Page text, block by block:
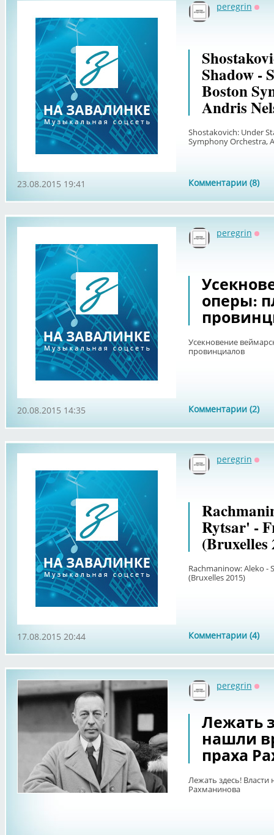
peregrin
Shadow -
Boston
Andris
Shostakovich: Under
Symphony Orchestra,
Комментарии (8)
23.08.2015 19:41
peregrin
оперы:
Усекновение
провинциалов
Комментарии (2)
20.08.2015 14:35
peregrin
Rytsar' -
(Bruxelles
Rachmaninow: Aleko -
(Bruxelles 2015)
Комментарии (4)
17.08.2015 20:44
peregrin
Лежать
нашли
праха
Лежать здесь!
Рахманинова